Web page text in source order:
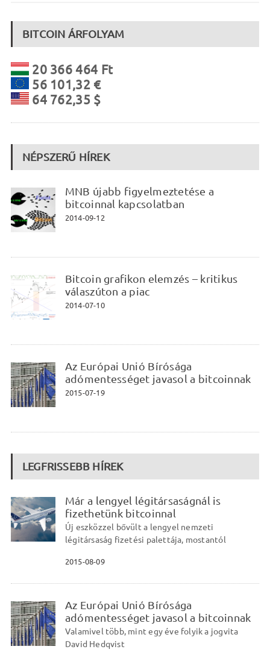
BITCOIN ÁRFOLYAM
20 366 464 Ft
56 101,32 €
64 762,35 $
NÉPSZERŰ HÍREK
MNB újabb figyelmeztetése a
bitcoinnal kapcsolatban
2014-09-12
Bitcoin grafikon elemzés – kritikus
válaszúton a piac
2014-07-10
Az Európai Unió Bírósága
adómentességet javasol a bitcoinnak
2015-07-19
LEGFRISSEBB HÍREK
Már a lengyel légitársaságnál is
fizethetünk bitcoinnal
Új eszközzel bővült a lengyel nemzeti
légitársaság fizetési palettája, mostantól
2015-08-09
Az Európai Unió Bírósága
adómentességet javasol a bitcoinnak
Valamivel több, mint egy éve folyik a jogvita
David Hedqvist